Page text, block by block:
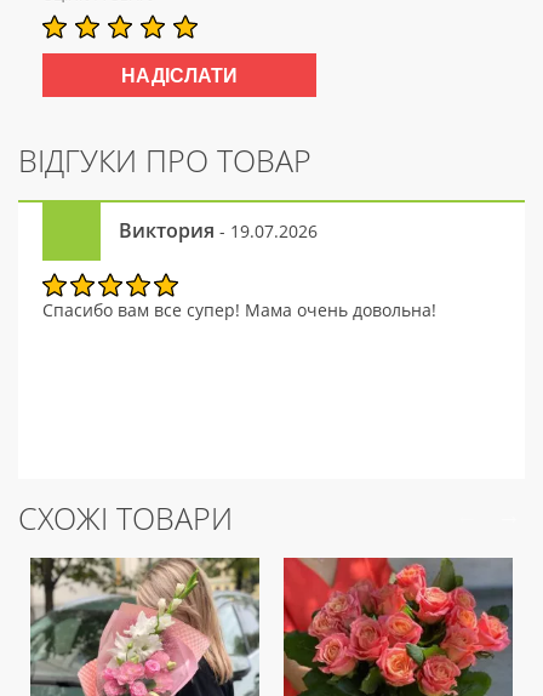
ВІДГУКИ ПРО ТОВАР
Виктория - 19.07.2026
Спасибо вам все супер! Мама очень довольна!
СХОЖІ ТОВАРИ